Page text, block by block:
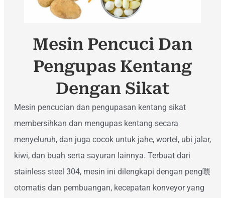
Mesin Pencuci Dan
Pengupas Kentang
Dengan Sikat
Mesin pencucian dan pengupasan kentang sikat
membersihkan dan mengupas kentang secara
menyeluruh, dan juga cocok untuk jahe, wortel, ubi jalar,
kiwi, dan buah serta sayuran lainnya. Terbuat dari
stainless steel 304, mesin ini dilengkapi dengan peng喂
otomatis dan pembuangan, kecepatan konveyor yang